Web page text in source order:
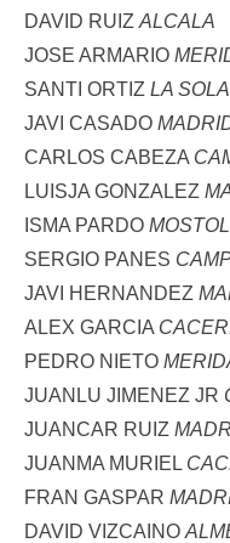
DAVID RUIZ ALCALA
JOSE ARMARIO
SANTI ORTIZ LA
JAVI CASADO
CARLOS CABEZA
LUISJA GONZALEZ
ISMA PARDO
SERGIO PANES
JAVI HERNANDEZ
ALEX GARCIA
PEDRO NIETO
JUANLU JIMENEZ JR
JUANCAR RUIZ
JUANMA MURIEL
FRAN GASPAR
DAVID VIZCAINO